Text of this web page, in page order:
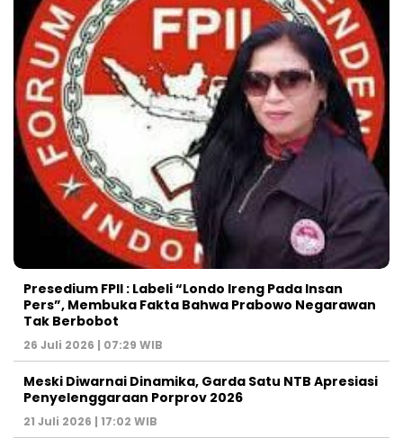
Presedium FPII : Labeli “Londo Ireng Pada Insan
Pers”, Membuka Fakta Bahwa Prabowo Negarawan
Tak Berbobot
26 Juli 2026 | 07:29 WIB
Meski Diwarnai Dinamika, Garda Satu NTB Apresiasi
Penyelenggaraan Porprov 2026 ‎
21 Juli 2026 | 17:02 WIB